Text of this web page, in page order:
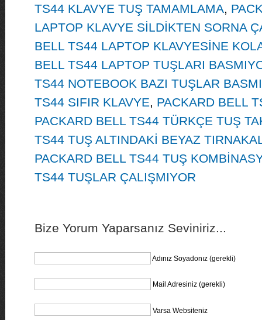
TS44 KLAVYE TUŞ TAMAMLAMA,
LAPTOP KLAVYE SİLDİKTEN SORNA
BELL TS44 LAPTOP KLAVYESİNE
BELL TS44 LAPTOP TUŞLARI
TS44 NOTEBOOK BAZI TUŞLAR
TS44 SIFIR KLAVYE, PACKARD BELL
PACKARD BELL TS44 TÜRKÇE TUŞ
TS44 TUŞ ALTINDAKİ BEYAZ
PACKARD BELL TS44 TUŞ
TS44 TUŞLAR ÇALIŞMIYOR
Bize Yorum Yaparsanız Seviniriz...
Adınız Soyadonız (gerekli)
Mail Adresiniz (gerekli)
Varsa Websiteniz